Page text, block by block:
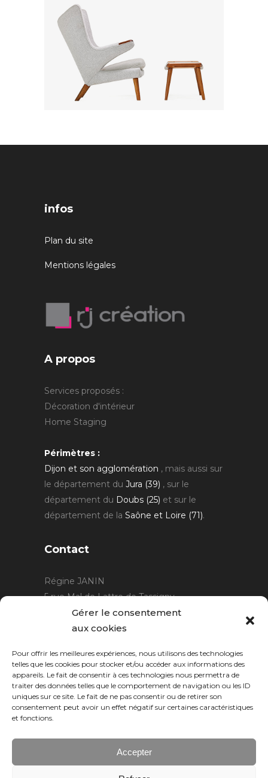
Gérer le consentement
aux cookies
Pour offrir les meilleures expériences, nous utilisons des technologies
telles que les cookies pour stocker et/ou accéder aux informations des
appareils. Le fait de consentir à ces technologies nous permettra de
traiter des données telles que le comportement de navigation ou les ID
uniques sur ce site. Le fait de ne pas consentir ou de retirer son
consentement peut avoir un effet négatif sur certaines caractéristiques
et fonctions.
Accepter
infos
Plan du site
Mentions légales
A propos
Services proposés :
Décoration d'intérieur
Home Staging
Périmètres :
Dijon et son agglomération , mais aussi sur
le département du Jura (39) , sur le
département du Doubs (25) et sur le
département de la Saône et Loire (71).
Contact
Régine JANIN
5 rue Mal de Lattre de Tassigny
21220 Gevrey Chambertin
06 15 15 80 29
Horaires :sur rendez-vous.